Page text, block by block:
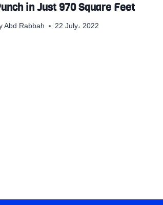
in Just 970 Square Feet
Abd Rabbah 22 July، 2022